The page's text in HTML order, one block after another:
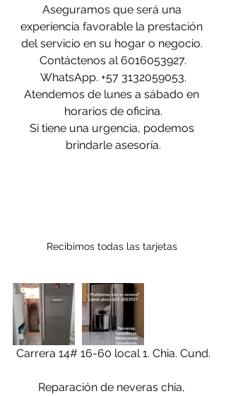
Aseguramos que será una
experiencia favorable la prestación
del servicio en su hogar o negocio.
Contáctenos al 6016053927.
WhatsApp. +57 3132059053.
Atendemos de lunes a sábado en
horarios de oficina.
Si tiene una urgencia, podemos
brindarle asesoría.
Recibimos todas las tarjetas
Carrera 14# 16-60 local 1. Chia. Cund.
Reparación de neveras chia,